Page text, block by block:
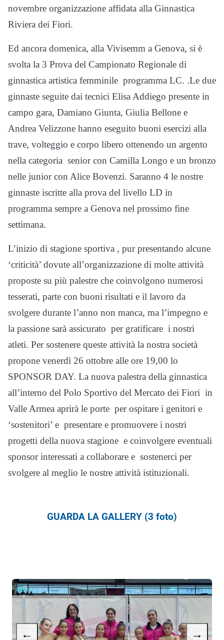
novembre organizzazione affidata alla Ginnastica
Riviera dei Fiori.
Ed ancora domenica, alla Vivisemm a Genova, si è
svolta la 3 Prova del Campionato Regionale di
ginnastica artistica femminile programma LC. .Le due
ginnaste seguite dai tecnici Elisa Addiego presente in
campo gara, Damiano Giunta, Giulia Bellone e
Andrea Velizzone hanno eseguito buoni esercizi alla
trave, volteggio e corpo libero ottenendo un argento
nella categoria senior con Camilla Longo e un bronzo
nelle junior con Alice Bovenzi. Saranno 4 le nostre
ginnaste iscritte alla prova del livello LD in
programma sempre a Genova nel prossimo fine
settimana.
L’inizio di stagione sportiva , pur presentando alcune
‘criticità’ dovute all’organizzazione di molte attività
proposte su più palestre che coinvolgono numerosi
tesserati, parte con buoni risultati e il lavoro da
svolgere durante l’anno non manca, ma l’impegno e
la passione sarà assicurato per gratificare i nostri
atleti. Per sostenere queste attività la nostra società
propone venerdì 26 ottobre alle ore 19,00 lo
SPONSOR DAY. La nuova palestra della ginnastica
all’interno del Polo Sportivo del Mercato dei Fiori in
Valle Armea aprirà le porte per ospitare i genitori e
‘sostenitori’ e presentare e promuovere i nostri
progetti della nuova stagione e coinvolgere eventuali
sponsor interessati a collaborare e sostenerci per
svolgere al meglio le nostre attività istituzionali.
GUARDA LA GALLERY (3 foto)
← →